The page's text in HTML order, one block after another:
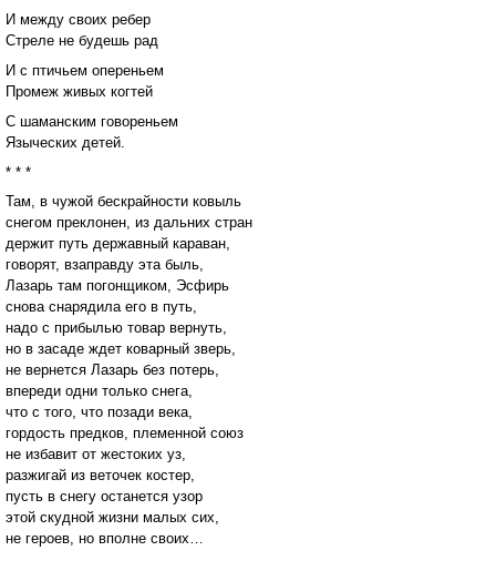
И между своих ребер
Стреле не будешь рад
И с птичьем опереньем
Промеж живых когтей
С шаманским говореньем
Языческих детей.
* * *
Там, в чужой бескрайности ковыль
снегом преклонен, из дальних стран
держит путь державный караван,
говорят, взаправду эта быль,
Лазарь там погонщиком, Эсфирь
снова снарядила его в путь,
надо с прибылью товар вернуть,
но в засаде ждет коварный зверь,
не вернется Лазарь без потерь,
впереди одни только снега,
что с того, что позади века,
гордость предков, племенной союз
не избавит от жестоких уз,
разжигай из веточек костер,
пусть в снегу останется узор
этой скудной жизни малых сих,
не героев, но вполне своих…